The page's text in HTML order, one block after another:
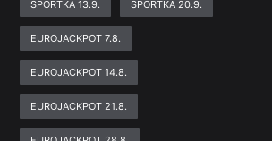
SPORTKA 13.9. SPORTKA 20.9.
EUROJACKPOT 7.8.
EUROJACKPOT 14.8.
EUROJACKPOT 21.8.